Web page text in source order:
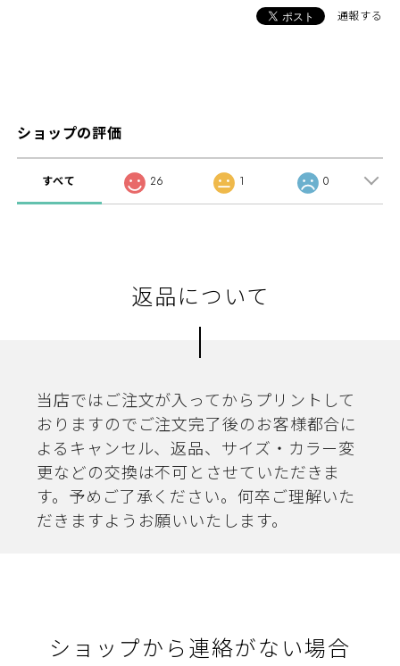
通報する
ショップの評価
すべて 26 1 0
返品について
当店ではご注文が入ってからプリントして
おりますのでご注文完了後のお客様都合に
よるキャンセル、返品、サイズ・カラー変
更などの交換は不可とさせていただきま
す。予めご了承ください。何卒ご理解いた
だきますようお願いいたします。
ショップから連絡がない場合